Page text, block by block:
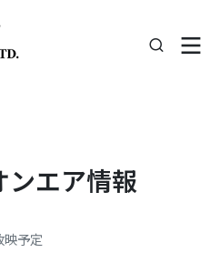
エア情報
予定